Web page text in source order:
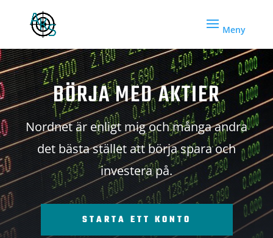
BÖRJA MED AKTIER
Nordnet är enligt mig och många andra
det bästa stället att börja spara och
investera på.
STARTA ETT KONTO